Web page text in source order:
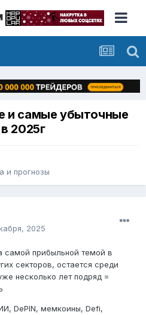
и самые убыточные
2025г
и прогнозы
2025
самой прибыльной темой в
секторов, остается среди
несколько лет подряд =
DePIN, мемкоины, Defi,